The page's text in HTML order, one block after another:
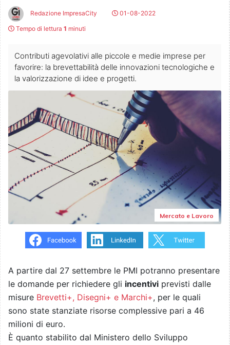
Redazione ImpresaCity
01-08-2022
Tempo di lettura 1 minuti
Contributi agevolativi alle piccole e medie imprese per
favorire: la brevettabilità delle innovazioni tecnologiche e
la valorizzazione di idee e progetti.
Mercato e Lavoro
A partire dal 27 settembre le PMI potranno presentare
le domande per richiedere gli incentivi previsti dalle
misure Brevetti+, Disegni+ e Marchi+, per le quali
sono state stanziate risorse complessive pari a 46
milioni di euro.
È quanto stabilito dal Ministero dello Sviluppo